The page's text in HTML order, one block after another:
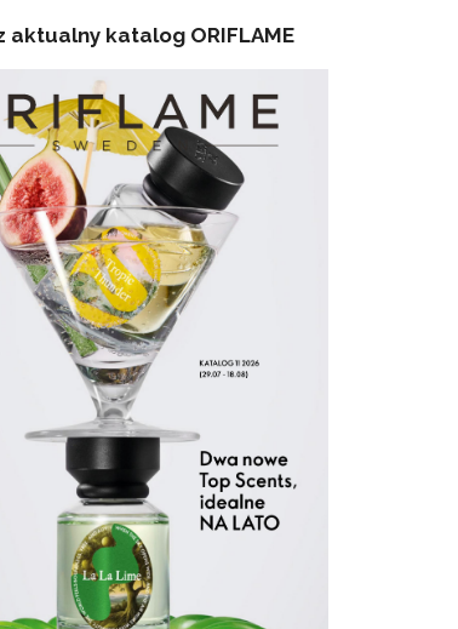
aktualny katalog ORIFLAME